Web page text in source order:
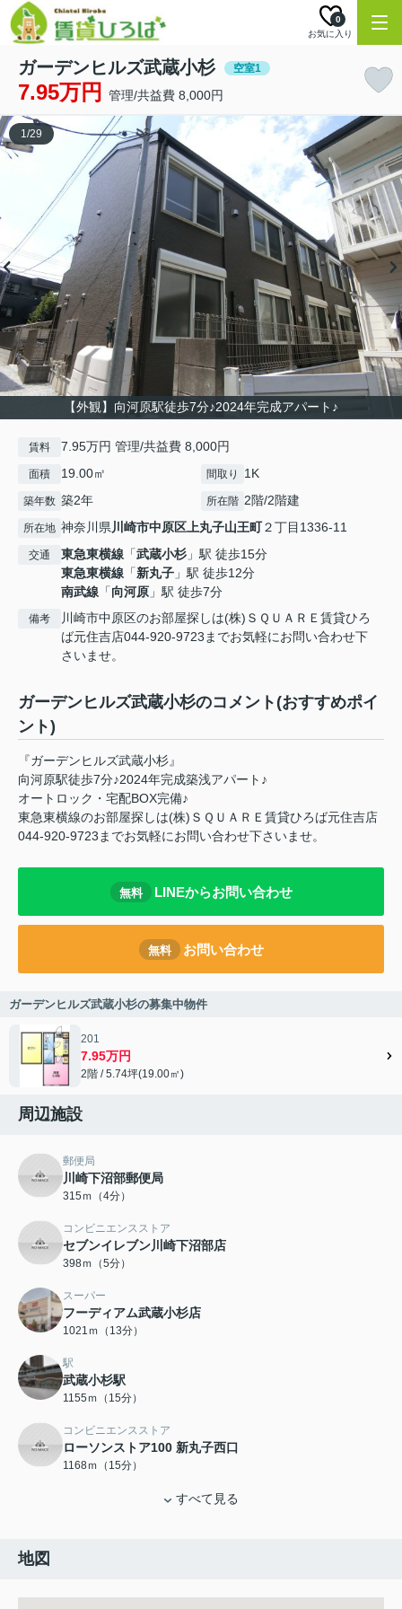
お気に入り
0
ガーデンヒルズ武蔵小杉 空室1
7.95万円 管理/共益費 8,000円
【外観】向河原駅徒歩7分♪2024年完成アパート♪
1/29
賃料 7.95万円 管理/共益費 8,000円
面積 19.00㎡ 間取り 1K
築年数 築2年 所在階 2階/2階建
所在地 神奈川県川崎市中原区上丸子山王町２丁目1336-11
交通 東急東横線 「武蔵小杉 」駅 徒歩15分
東急東横線 「新丸子 」駅 徒歩12分
南武線 「向河原 」駅 徒歩7分
備考
川崎市中原区のお部屋探しは(株)ＳＱＵＡＲＥ賃貸ひろ
ば元住吉店044-920-9723までお気軽にお問い合わせ下
さいませ。
ガーデンヒルズ武蔵小杉のコメント(おすすめポイ
ント)
『ガーデンヒルズ武蔵小杉』
向河原駅徒歩7分♪2024年完成築浅アパート♪
オートロック・宅配BOX完備♪
東急東横線のお部屋探しは(株)ＳＱＵＡＲＥ賃貸ひろば元住吉店
044-920-9723までお気軽にお問い合わせ下さいませ。
無料 LINEからお問い合わせ
無料 お問い合わせ
ガーデンヒルズ武蔵小杉の募集中物件
201
7.95万円
2階 / 5.74坪(19.00㎡)
周辺施設
郵便局
川崎下沼部郵便局
315ｍ（4分）
コンビニエンスストア
セブンイレブン川崎下沼部店
398ｍ（5分）
スーパー
フーディアム武蔵小杉店
1021ｍ（13分）
駅
武蔵小杉駅
1155ｍ（15分）
コンビニエンスストア
ローソンストア100 新丸子西口
1168ｍ（15分）
すべて見る
地図